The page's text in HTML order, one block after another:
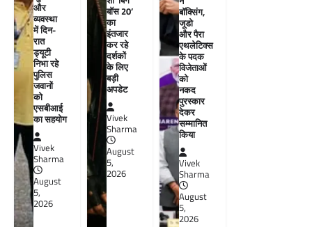
और
व्यवस्था
में दिन-
रात
ड्यूटी
निभा रहे
पुलिस
जवानों
को
एसबीआई
का सहयोग
Vivek
Sharma
August
5,
2026
बॉस 20’
का
इंतजार
कर रहे
दर्शकों
के लिए
बड़ी
अपडेट
Vivek
Sharma
August
5,
2026
बॉक्सिंग,
जूडो
और पैरा
एथलेटिक्स
के पदक
विजेताओं
को
नकद
पुरस्कार
देकर
सम्मानित
किया
Vivek
Sharma
August
5,
2026